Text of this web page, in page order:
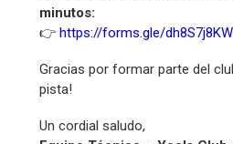
minutos:
👉https://forms.gle/
Gracias por formar parte del
pista!
Un cordial saludo,